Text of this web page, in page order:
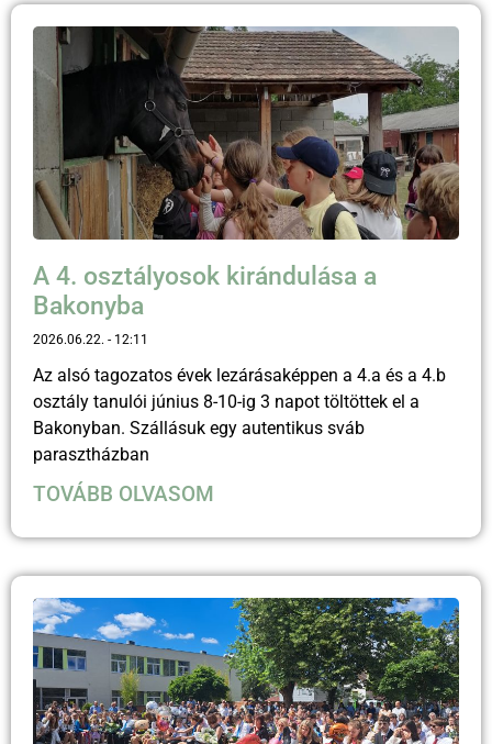
A 4. osztályosok kirándulása a
Bakonyba
2026.06.22. 12:11
Az alsó tagozatos évek lezárásaképpen a 4.a és a 4.b
osztály tanulói június 8-10-ig 3 napot töltöttek el a
Bakonyban. Szállásuk egy autentikus sváb
parasztházban
TOVÁBB OLVASOM